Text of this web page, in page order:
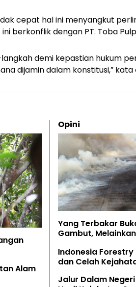
cepat hal ini menyangkut
berkonflik dengan PT. Toba
demi kepastian hukum
dijamin dalam konstitusi,” kata
Alam
Opini
Yang Terbakar
Gambut,
Indonesia Forestry
dan Celah
Jalur Dalam